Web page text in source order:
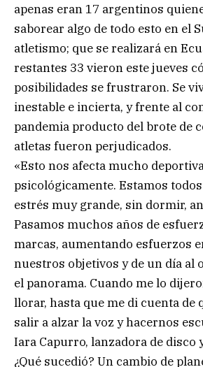
apenas eran 17 argentinos
saborear algo de todo esto en el
atletismo; que se realizará en
restantes 33 vieron este jueves
posibilidades se frustraron. Se
inestable e incierta, y frente al
pandemia producto del brote de
atletas fueron perjudicados.
«Esto nos afecta mucho
psicológicamente. Estamos
estrés muy grande, sin dormir,
Pasamos muchos años de
marcas, aumentando esfuerzos
nuestros objetivos y de un día al
el panorama. Cuando me lo
llorar, hasta que me di cuenta de
salir a alzar la voz y hacernos
Iara Capurro, lanzadora de disco
¿Qué sucedió? Un cambio de